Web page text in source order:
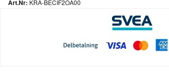
KRA-BECIF2OA00